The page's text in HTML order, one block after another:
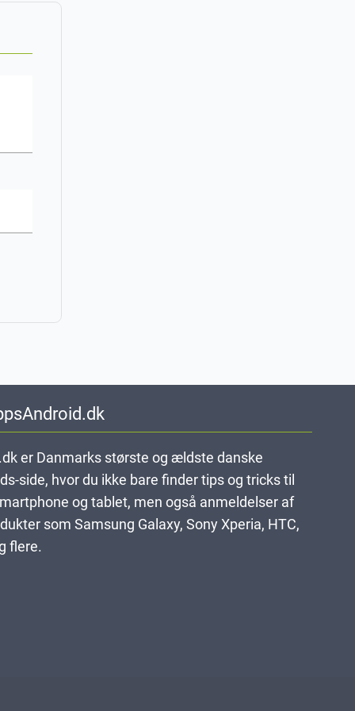
er Danmarks største og ældste danske
side, hvor du ikke bare finder tips og tricks til
og tablet, men også anmeldelser af
som Samsung Galaxy, Sony Xperia, HTC,
flere.